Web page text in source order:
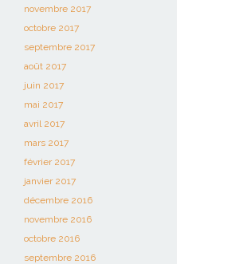
novembre 2017
octobre 2017
septembre 2017
août 2017
juin 2017
mai 2017
avril 2017
mars 2017
février 2017
janvier 2017
décembre 2016
novembre 2016
octobre 2016
septembre 2016